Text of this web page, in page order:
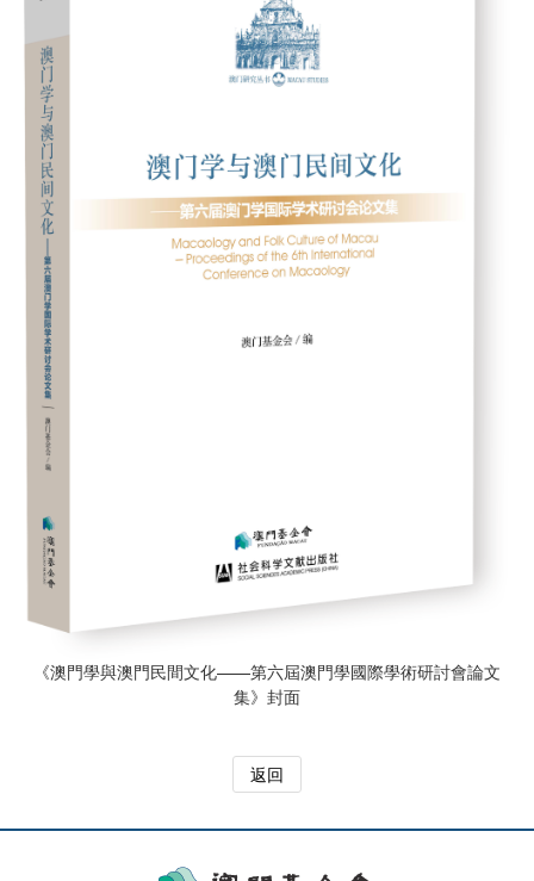
《澳門學與澳門民間文化——第六屆澳門學國際學術研討會論文
集》封面
返回